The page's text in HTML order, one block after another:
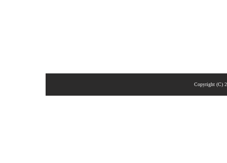
Copyright (C)